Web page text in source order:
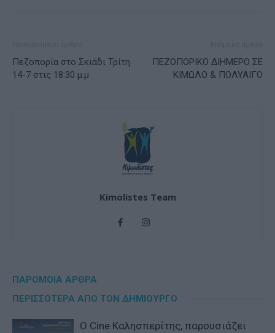
Πεζοπορία στο Σκιάδι Τρίτη
14-7 στις 18:30 μ.μ
ΠΕΖΟΠΟΡΙΚΟ ΔΙΗΜΕΡΟ ΣΕ
ΚΙΜΩΛΟ & ΠΟΛΥΑΙΓΟ
Kimolistes Team
ΠΑΡΟΜΟΙΑ ΑΡΘΡΑ
ΠΕΡΙΣΣΟΤΕΡΑ ΑΠΟ ΤΟΝ ΔΗΜΙΟΥΡΓΟ
Ο Cine Καλησπερίτης, παρουσιάζει